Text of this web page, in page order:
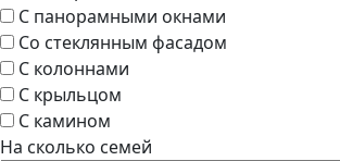
С панорамными окнами
Со стеклянным фасадом
С колоннами
С крыльцом
С камином
На сколько семей